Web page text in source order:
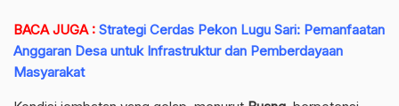
BACA JUGA : Strategi Cerdas Pekon Lugu Sari: Pemanfaatan
Anggaran Desa untuk Infrastruktur dan Pemberdayaan
Masyarakat